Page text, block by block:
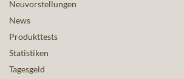
Neuvorstellungen
News
Produkttests
Statistiken
Tagesgeld